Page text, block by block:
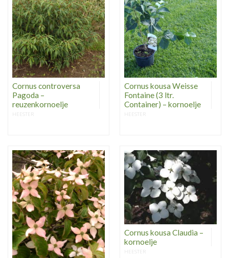
Cornus controversa
Pagoda –
reuzenkornoelje
HEESTER
Cornus kousa Weisse
Fontaine (3 ltr.
Container) – kornoelje
HEESTER
Cornus kousa Claudia –
kornoelje
HEESTER